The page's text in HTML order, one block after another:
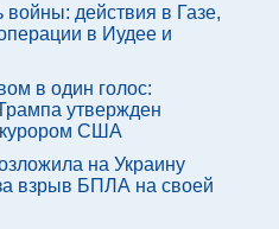
войны: действия в Газе,
в Иудее и
в один голос:
утвержден
США
на Украину
взрыв БПЛА на своей